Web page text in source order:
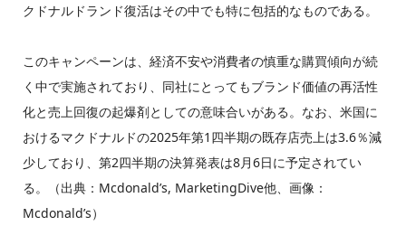
クドナルドランド復活はその中でも特に包括的なものである。
このキャンペーンは、経済不安や消費者の慎重な購買傾向が続
く中で実施されており、同社にとってもブランド価値の再活性
化と売上回復の起爆剤としての意味合いがある。なお、米国に
おけるマクドナルドの2025年第1四半期の既存店売上は3.6％減
少しており、第2四半期の決算発表は8月6日に予定されてい
る。（出典：Mcdonald’s, MarketingDive他、画像：
Mcdonald’s）